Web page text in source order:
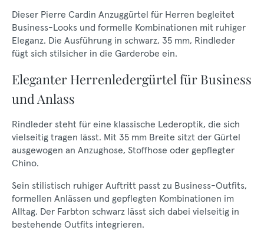
Dieser Pierre Cardin Anzuggürtel für Herren begleitet
Business-Looks und formelle Kombinationen mit ruhiger
Eleganz. Die Ausführung in schwarz, 35 mm, Rindleder
fügt sich stilsicher in die Garderobe ein.
Eleganter Herrenledergürtel für Business
und Anlass
Rindleder steht für eine klassische Lederoptik, die sich
vielseitig tragen lässt. Mit 35 mm Breite sitzt der Gürtel
ausgewogen an Anzughose, Stoffhose oder gepflegter
Chino.
Sein stilistisch ruhiger Auftritt passt zu Business-Outfits,
formellen Anlässen und gepflegten Kombinationen im
Alltag. Der Farbton schwarz lässt sich dabei vielseitig in
bestehende Outfits integrieren.